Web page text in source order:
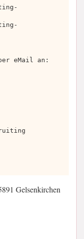
eMail an:
Gelsenkirchen